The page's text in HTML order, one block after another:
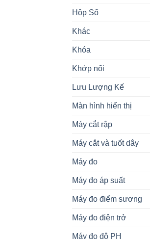
Hộp Số
Khác
Khóa
Khớp nối
Lưu Lượng Kế
Màn hình hiển thị
Máy cắt rập
Máy cắt và tuốt dây
Máy đo
Máy đo áp suất
Máy đo điểm sương
Máy đo điện trở
Máy đo độ PH